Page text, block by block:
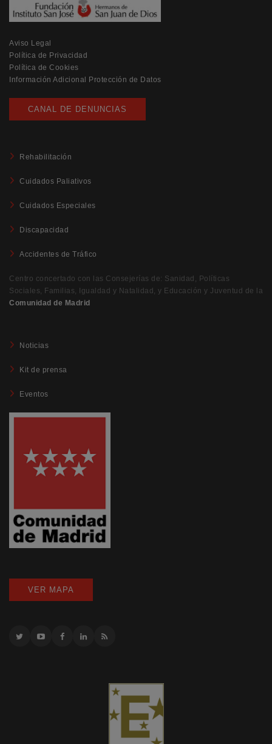
Aviso Legal
Política de Privacidad
Política de Cookies
Información Adicional Protección de Datos
CANAL DE DENUNCIAS
Rehabilitación
Cuidados Paliativos
Cuidados Especiales
Discapacidad
Accidentes de Tráfico
Centro concertado con las Consejerías de: Sanidad, Políticas
Sociales, Familias, Igualdad y Natalidad, y Educación y Juventud de la
Comunidad de Madrid
Noticias
Kit de prensa
Eventos
VER MAPA